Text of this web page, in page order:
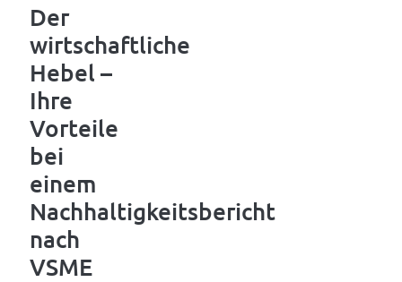
Der
wirtschaftliche
Hebel –
Ihre
Vorteile
bei
einem
Nachhaltigkeitsbericht
nach
VSME